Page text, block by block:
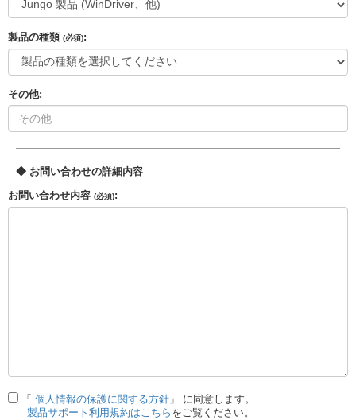
製品の種類 (必須):
その他:
◆ お問い合わせの詳細内容
お問い合わせ内容 (必須):
「 個人情報の保護に関する方針 」 に同意します。
製品サポート利用規約はこちら をご覧ください。